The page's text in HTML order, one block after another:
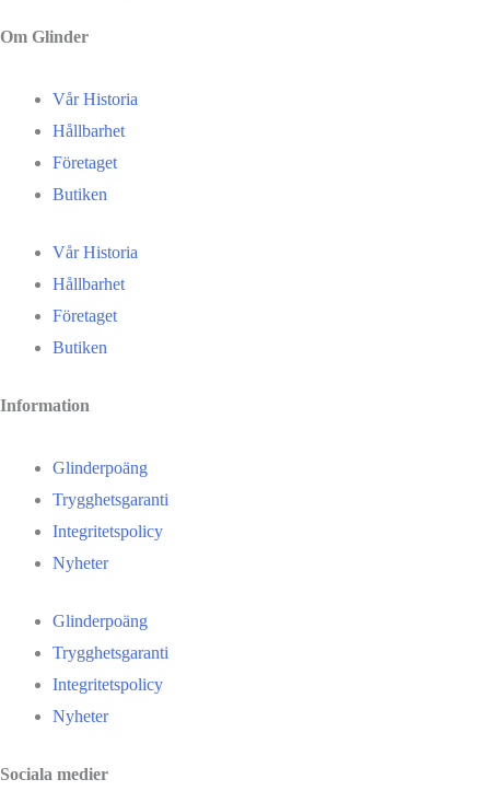
Om Glinder
Vår Historia
Hållbarhet
Företaget
Butiken
Vår Historia
Hållbarhet
Företaget
Butiken
Information
Glinderpoäng
Trygghetsgaranti
Integritetspolicy
Nyheter
Glinderpoäng
Trygghetsgaranti
Integritetspolicy
Nyheter
Sociala medier